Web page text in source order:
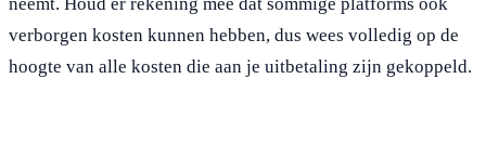
verborgen kosten kunnen hebben, dus wees volledig op de
hoogte van alle kosten die aan je uitbetaling zijn gekoppeld.